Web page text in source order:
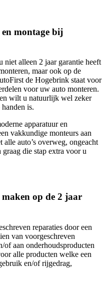
montage bij
niet alleen 2 jaar garantie heeft
maar ook op de
de Hogebrink staat voor
voor uw auto monteren.
wilt u natuurlijk wel zeker
is.
apparatuur en
vakkundige monteurs aan
auto’s overweg, ongeacht
die stap extra voor u
op de 2 jaar
reparaties door een
van voorgeschreven
of aan onderhoudsproducten
alle producten welke een
en/of rijgedrag,